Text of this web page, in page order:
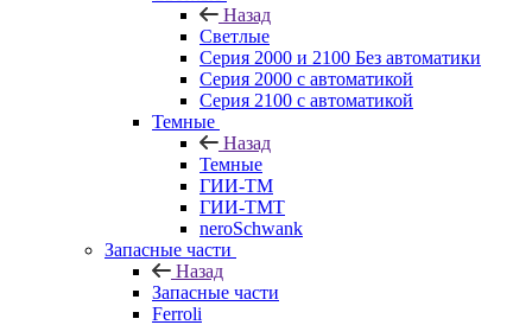
Назад
Светлые
Серия 2000 и 2100 Без автоматики
Серия 2000 с автоматикой
Серия 2100 с автоматикой
Темные
Назад
Темные
ГИИ-ТМ
ГИИ-ТМТ
neroSchwank
Запасные части
Назад
Запасные части
Ferroli